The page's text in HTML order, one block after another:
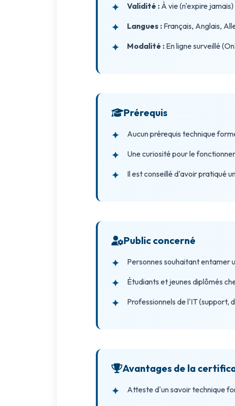
Validité : À vie (n'expire jamais)
Langues : Français, Anglais,
Modalité : En ligne surveillé
Prérequis
Aucun prérequis technique
Une curiosité pour le
Il est conseillé d'avoir pratiqué
Public concerné
Personnes souhaitant entamer
Étudiants et jeunes diplômés
Professionnels de l'IT (support,
Avantages de la
Atteste d'un savoir technique